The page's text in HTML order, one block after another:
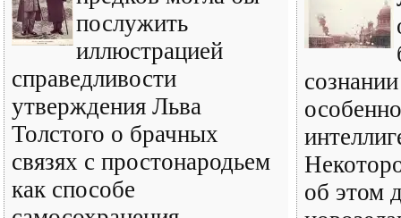
послужить
иллюстрацией
справедливости
утверждения Льва
Толстого о брачных
связях с простонародьем
как способе
об этом